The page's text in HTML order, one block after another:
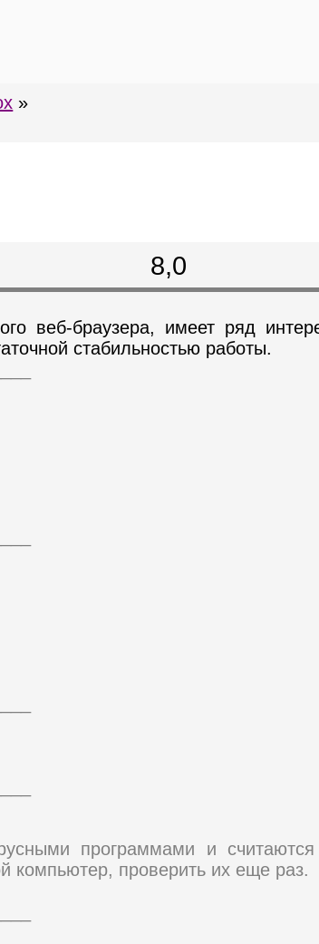
8,0
веб-браузера, имеет ряд
стабильностью работы.
программами и
компьютер, проверить их еще раз.
»